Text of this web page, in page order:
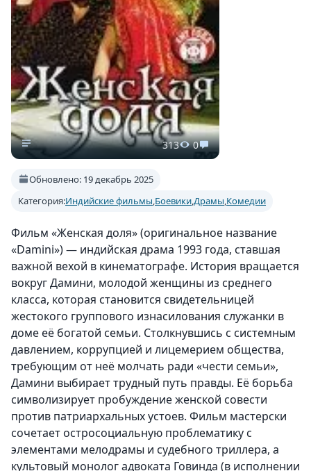
313 0
Обновлено: 19 декабрь 2025
Категория:Индийские фильмы,Боевики,Драмы,Комедии
Фильм «Женская доля» (оригинальное название
«Damini») — индийская драма 1993 года, ставшая
важной вехой в кинематографе. История вращается
вокруг Дамини, молодой женщины из среднего
класса, которая становится свидетельницей
жестокого группового изнасилования служанки в
доме её богатой семьи. Столкнувшись с системным
давлением, коррупцией и лицемерием общества,
требующим от неё молчать ради «чести семьи»,
Дамини выбирает трудный путь правды. Её борьба
символизирует пробуждение женской совести
против патриархальных устоев. Фильм мастерски
сочетает остросоциальную проблематику с
элементами мелодрамы и судебного триллера, а
культовый монолог адвоката Говинда (в исполнении